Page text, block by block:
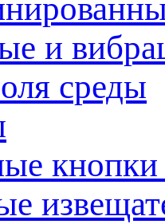
и
среды
кнопки